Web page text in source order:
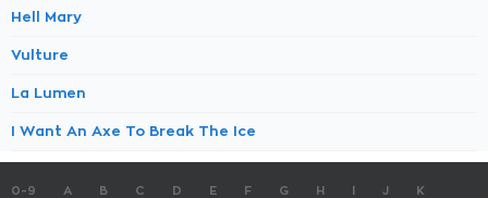
Hell Mary
Vulture
La Lumen
I Want An Axe To Break The Ice
0-9 A B C D E F G H J K